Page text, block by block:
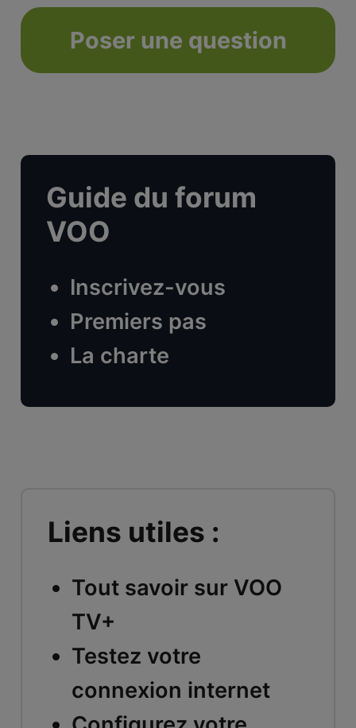
Poser une question
Guide du forum
VOO
Inscrivez-vous
Premiers pas
La charte
Liens utiles :
Tout savoir sur VOO
TV+
Testez votre
connexion internet